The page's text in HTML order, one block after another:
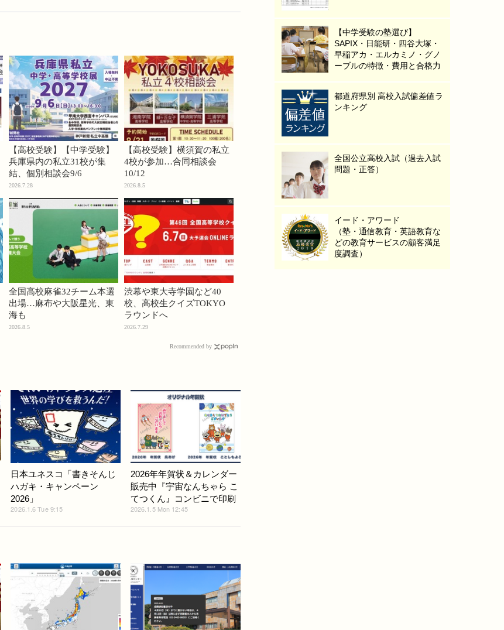
【高校受験】【中学受験】
兵庫県内の私立31校が集
結、個別相談会9/6
2026.7.28
【高校受験】横須賀の私立
4校が参加…合同相談会
10/12
2026.8.5
全国高校麻雀32チーム本選
出場…麻布や大阪星光、東
海も
2026.8.5
渋幕や東大寺学園など40
校、高校生クイズTOKYO
ラウンドへ
2026.7.29
Recommended by
日本ユネスコ「書きそんじ
ハガキ・キャンペーン
2026」
2026.1.6 Tue 9:15
2026年年賀状＆カレンダー
販売中『宇宙なんちゃら こ
てつくん』コンビニで印刷
2026.1.5 Mon 12:45
【中学受験の塾選び】
SAPIX・日能研・四谷大塚・
早稲アカ・エルカミノ・グノ
ーブルの特徴・費用と合格力
都道府県別 高校入試偏差値ラ
ンキング
全国公立高校入試（過去入試
問題・正答）
イード・アワード
（塾・通信教育・英語教育な
どの教育サービスの顧客満足
度調査）